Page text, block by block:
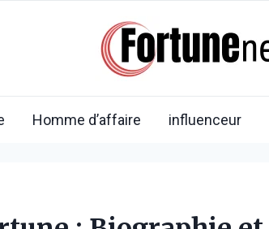
Homme d’affaire influenceur